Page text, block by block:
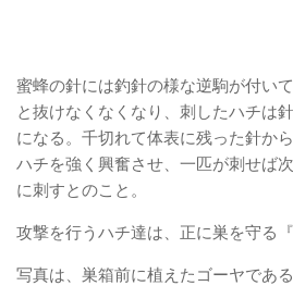
蜜蜂の針には釣針の様な逆駒が付い
と抜けなくなくなり、刺したハチは
になる。千切れて体表に残った針か
ハチを強く興奮させ、一匹が刺せば
に刺すとのこと。
攻撃を行うハチ達は、正に巣を守る
写真は、巣箱前に植えたゴーヤであ